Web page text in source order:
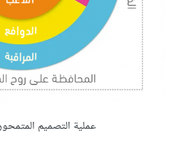
عملية التصميم